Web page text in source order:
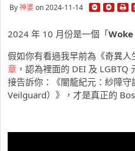
By神婆on 2024-11-14
2024 年 10 月份是一個「Woke
假如你有看過我早前為《奇異
章 ，認為裡面的 DEI 及
接告訴你：《闇龍紀元：紗障
Veilguard）》，才是真正的